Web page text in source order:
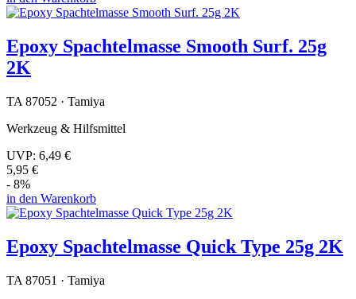
Epoxy Spachtelmasse Smooth Surf. 25g
2K
TA 87052 · Tamiya
Werkzeug & Hilfsmittel
UVP: 6,49 €
5,95 €
- 8%
in den Warenkorb
Epoxy Spachtelmasse Quick Type 25g 2K
TA 87051 · Tamiya